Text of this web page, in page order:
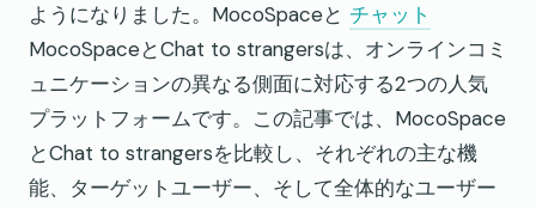
ようになりました。MocoSpaceと チャット
MocoSpaceとChat to strangersは、オンラインコミ
ュニケーションの異なる側面に対応する2つの人気
プラットフォームです。この記事では、MocoSpace
とChat to strangersを比較し、それぞれの主な機
能、ターゲットユーザー、そして全体的なユーザー